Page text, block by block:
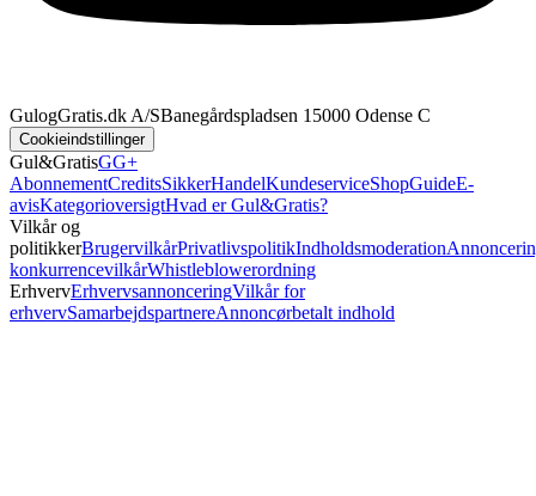
GulogGratis.dk A/SBanegårdspladsen 1 5000 Odense C
Cookieindstillinger
Gul&GratisGG+
AbonnementCreditsSikkerHandelKundeserviceShopGuideE-
avisKategorioversigtHvad er Gul&Gratis?
Vilkår og
politikkerBrugervilkårPrivatlivspolitikIndholdsmoderation
konkurrencevilkårWhistleblowerordning
ErhvervErhvervsannonceringVilkår for
erhvervSamarbejdspartnereAnnoncørbetalt indhold